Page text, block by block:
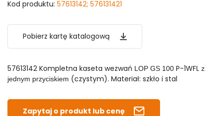
Kod produktu: 57613142; 576131421
Pobierz kartę katalogową
57613142 Kompletna kaseta wezwań LOP GS 100 P-1WFL z
jednym przyciskiem (czystym). Materiał: szkło i stal
Zapytaj o produkt lub cenę